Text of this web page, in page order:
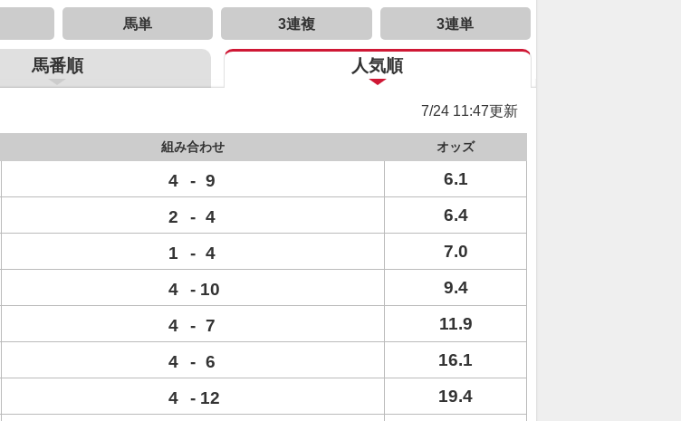
馬単 3連複 3連単
馬番順 人気順
7/24 11:47更新
組み合わせ オッズ
4 - 9
6.1
2 - 4
6.4
1 - 4
7.0
4 - 10
9.4
4 - 7
11.9
4 - 6
16.1
4 - 12
19.4